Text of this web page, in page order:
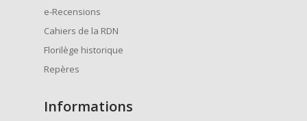
e-Recensions
Cahiers de la RDN
Florilège historique
Repères
Informations